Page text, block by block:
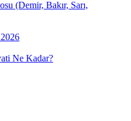
(Demir, Bakır, Sarı,
Ne Kadar?